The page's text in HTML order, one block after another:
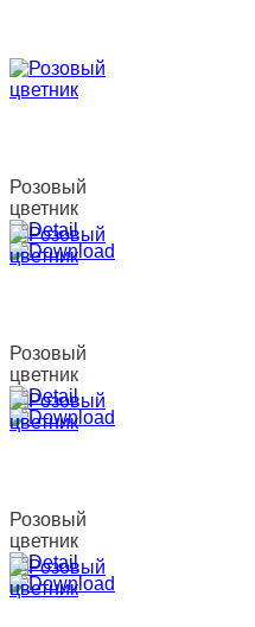
Розовый
цветник
Розовый
цветник
Розовый
цветник